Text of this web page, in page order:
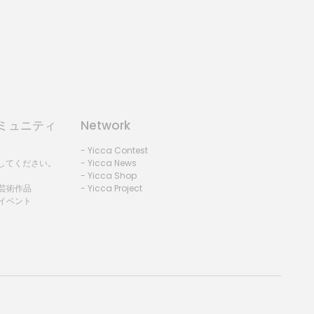
ュニティ
ください。
術作品
ベント
Network
- Yicca Contest
- Yicca News
- Yicca Shop
- Yicca Project